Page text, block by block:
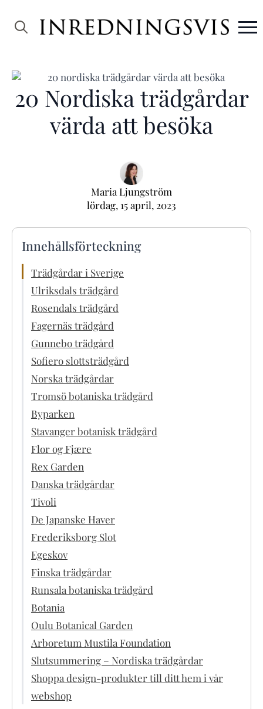
20 Nordiska trädgårdar
värda att besöka
Maria Ljungström
lördag, 15 april, 2023
Innehållsförteckning
Trädgårdar i Sverige
Ulriksdals trädgård
Rosendals trädgård
Fagernäs trädgård
Gunnebo trädgård
Sofiero slottsträdgård
Norska trädgårdar
Tromsö botaniska trädgård
Byparken
Stavanger botanisk trädgård
Flor og Fjære
Rex Garden
Danska trädgårdar
Tivoli
De Japanske Haver
Frederiksborg Slot
Egeskov
Finska trädgårdar
Runsala botaniska trädgård
Botania
Oulu Botanical Garden
Arboretum Mustila Foundation
Slutsummering – Nordiska trädgårdar
Shoppa design-produkter till ditt hem i vår
webshop